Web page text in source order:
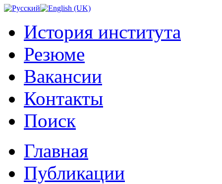
История института
Резюме
Вакансии
Контакты
Поиск
Главная
Публикации